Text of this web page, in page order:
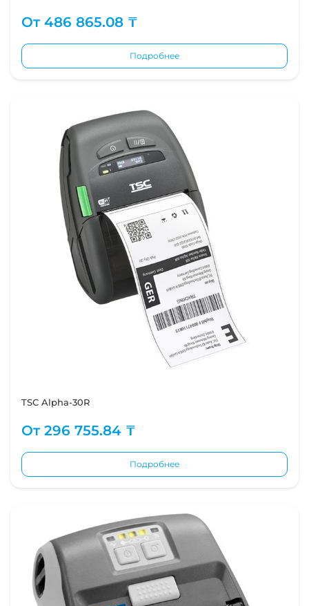
От486 865.08 ₸
Подробнее
TSC Alpha-30R
От296 755.84 ₸
Подробнее